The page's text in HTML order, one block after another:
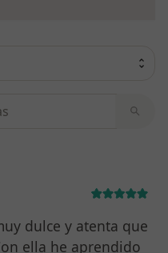
dulce y atenta que
ella he aprendido